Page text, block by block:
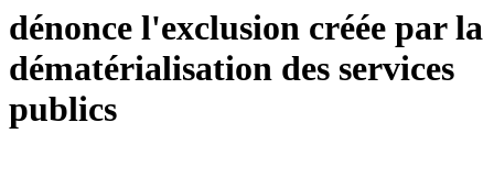
dénonce l'exclusion créée par la
dématérialisation des services
publics